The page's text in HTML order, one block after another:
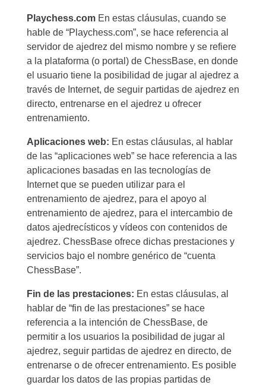
Playchess.com En estas cláusulas, cuando se
hable de “Playchess.com”, se hace referencia al
servidor de ajedrez del mismo nombre y se refiere
a la plataforma (o portal) de ChessBase, en donde
el usuario tiene la posibilidad de jugar al ajedrez a
través de Internet, de seguir partidas de ajedrez en
directo, entrenarse en el ajedrez u ofrecer
entrenamiento.
Aplicaciones web: En estas cláusulas, al hablar
de las “aplicaciones web” se hace referencia a las
aplicaciones basadas en las tecnologías de
Internet que se pueden utilizar para el
entrenamiento de ajedrez, para el apoyo al
entrenamiento de ajedrez, para el intercambio de
datos ajedrecísticos y vídeos con contenidos de
ajedrez. ChessBase ofrece dichas prestaciones y
servicios bajo el nombre genérico de “cuenta
ChessBase”.
Fin de las prestaciones: En estas cláusulas, al
hablar de “fin de las prestaciones” se hace
referencia a la intención de ChessBase, de
permitir a los usuarios la posibilidad de jugar al
ajedrez, seguir partidas de ajedrez en directo, de
entrenarse o de ofrecer entrenamiento. Es posible
guardar los datos de las propias partidas de